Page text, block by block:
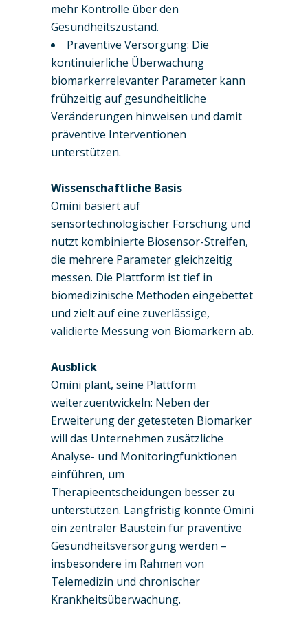
mehr Kontrolle über den
Gesundheitszustand.
Präventive Versorgung: Die
kontinuierliche Überwachung
biomarkerrelevanter Parameter kann
frühzeitig auf gesundheitliche
Veränderungen hinweisen und damit
präventive Interventionen
unterstützen.
Wissenschaftliche Basis
Omini basiert auf
sensortechnologischer Forschung und
nutzt kombinierte Biosensor-Streifen,
die mehrere Parameter gleichzeitig
messen. Die Plattform ist tief in
biomedizinische Methoden eingebettet
und zielt auf eine zuverlässige,
validierte Messung von Biomarkern ab.
Ausblick
Omini plant, seine Plattform
weiterzuentwickeln: Neben der
Erweiterung der getesteten Biomarker
will das Unternehmen zusätzliche
Analyse- und Monitoringfunktionen
einführen, um
Therapieentscheidungen besser zu
unterstützen. Langfristig könnte Omini
ein zentraler Baustein für präventive
Gesundheitsversorgung werden –
insbesondere im Rahmen von
Telemedizin und chronischer
Krankheitsüberwachung.